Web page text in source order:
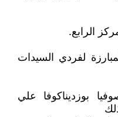
لفردي السيدات
بوزديناكوفا علي